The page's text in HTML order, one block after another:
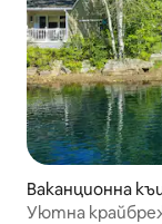
Ваканционна
Уютна